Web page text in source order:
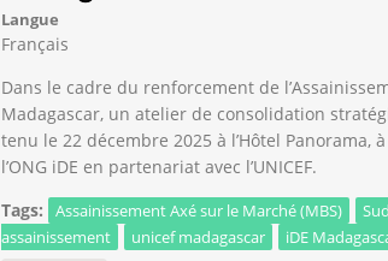
Langue
Français
Dans le cadre du renforcement de
Madagascar, un atelier de consolidation
tenu le 22 décembre 2025 à l’Hôtel Panorama,
l’ONG iDE en partenariat avec l’UNICEF.
Tags:
Assainissement Axé sur le Marché (MBS)
assainissement
unicef madagascar iDE